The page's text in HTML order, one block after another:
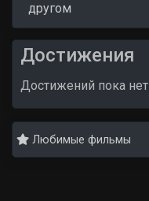
другом
Достижения
Достижений пока нет
Любимые фильмы